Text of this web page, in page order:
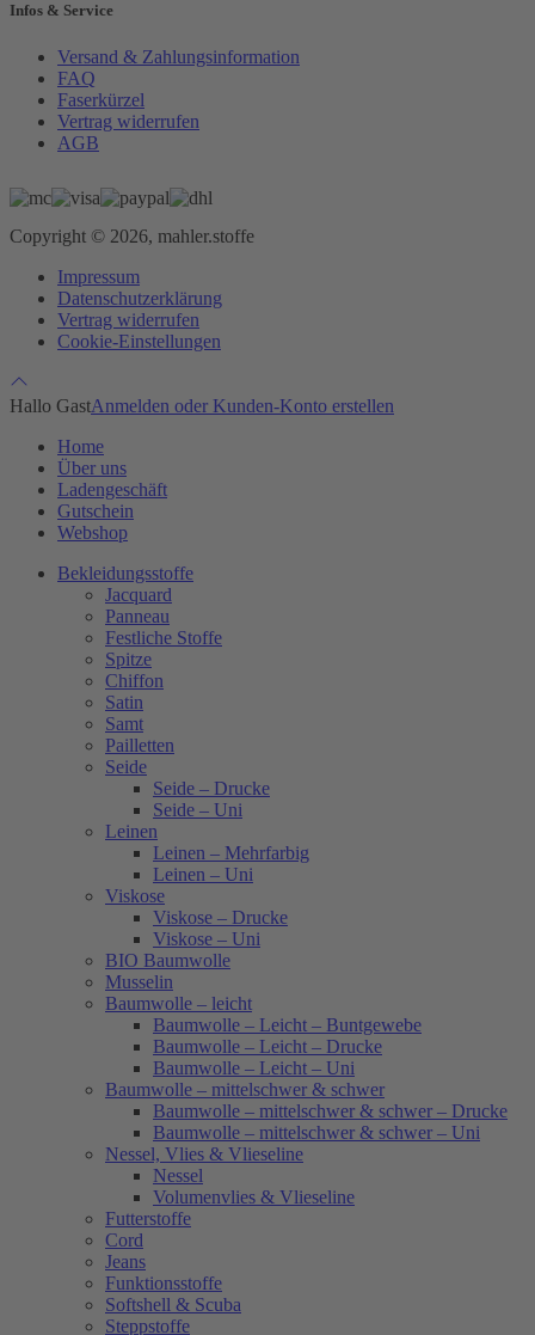
Infos & Service
Versand & Zahlungsinformation
FAQ
Faserkürzel
Vertrag widerrufen
AGB
Copyright © 2026, mahler.stoffe
Impressum
Datenschutzerklärung
Vertrag widerrufen
Cookie-Einstellungen
Hallo GastAnmelden oder Kunden-Konto erstellen
Home
Über uns
Ladengeschäft
Gutschein
Webshop
Bekleidungsstoffe
Jacquard
Panneau
Festliche Stoffe
Spitze
Chiffon
Satin
Samt
Pailletten
Seide
Seide – Drucke
Seide – Uni
Leinen
Leinen – Mehrfarbig
Leinen – Uni
Viskose
Viskose – Drucke
Viskose – Uni
BIO Baumwolle
Musselin
Baumwolle – leicht
Baumwolle – Leicht – Buntgewebe
Baumwolle – Leicht – Drucke
Baumwolle – Leicht – Uni
Baumwolle – mittelschwer & schwer
Baumwolle – mittelschwer & schwer – Drucke
Baumwolle – mittelschwer & schwer – Uni
Nessel, Vlies & Vlieseline
Nessel
Volumenvlies & Vlieseline
Futterstoffe
Cord
Jeans
Funktionsstoffe
Softshell & Scuba
Steppstoffe